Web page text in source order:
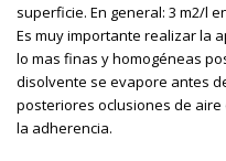
superficie. En general: 3 m2/l
Es muy importante realizar la
lo mas finas y homogéneas
disolvente se evapore antes
posteriores oclusiones de
la adherencia.